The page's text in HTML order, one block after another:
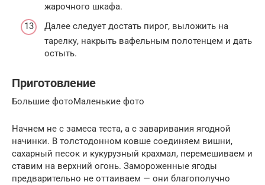
жарочного шкафа.
Далее следует достать пирог, выложить на
тарелку, накрыть вафельным полотенцем и дать
остыть.
Приготовление
Большие фотоМаленькие фото
Начнем не с замеса теста, а с заваривания ягодной
начинки. В толстодонном ковше соединяем вишни,
сахарный песок и кукурузный крахмал, перемешиваем и
ставим на верхний огонь. Замороженные ягоды
предварительно не оттаиваем — они благополучно